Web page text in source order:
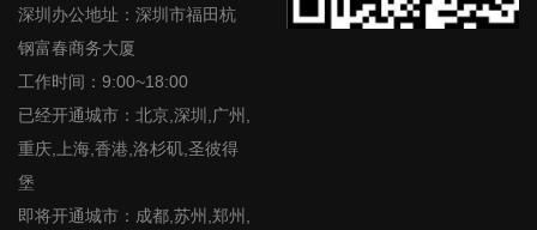
深圳办公地址：深圳市福田杭
钢富春商务大厦
工作时间：9:00~18:00
已经开通城市：北京,深圳,广州,
重庆,上海,香港,洛杉矶,圣彼得
堡
即将开通城市：成都,苏州,郑州,